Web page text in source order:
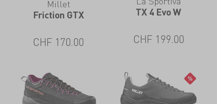
Millet
Friction GTX
CHF 170.00
TX 4 Evo W
CHF 199.00